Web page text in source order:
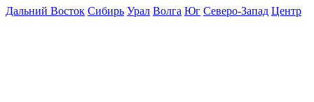
Дальний Восток Сибирь Урал Волга Юг Северо-Запад Центр